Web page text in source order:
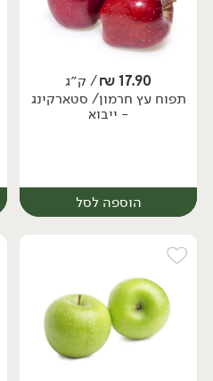
יח׳ ק״ג
17.90
₪/ ק״ג
תפוח עץ חרמון/ סטארקינג
- ייבוא
הוספה לסל